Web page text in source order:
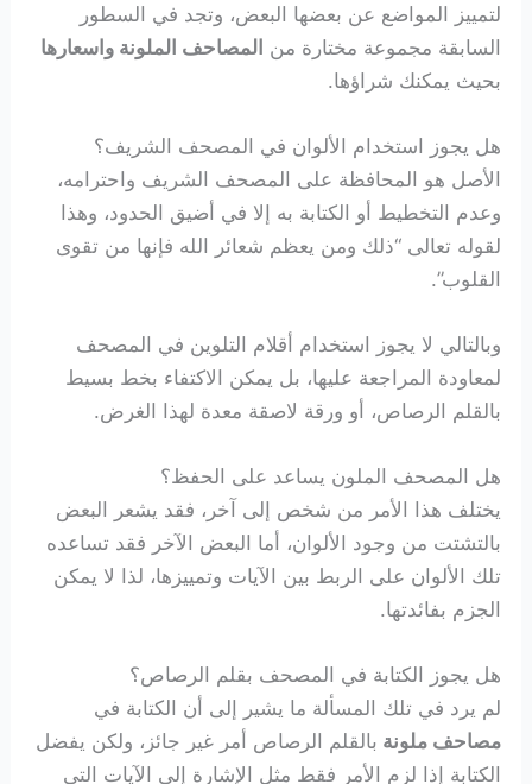
لتمييز المواضع عن بعضها البعض، وتجد في السطور
السابقة مجموعة مختارة من المصاحف الملونة واسعارها
بحيث يمكنك شراؤها.
هل يجوز استخدام الألوان في المصحف الشريف؟
الأصل هو المحافظة على المصحف الشريف واحترامه،
وعدم التخطيط أو الكتابة به إلا في أضيق الحدود، وهذا
لقوله تعالى “ذلك ومن يعظم شعائر الله فإنها من تقوى
القلوب”.
وبالتالي لا يجوز استخدام أقلام التلوين في المصحف
لمعاودة المراجعة عليها، بل يمكن الاكتفاء بخط بسيط
بالقلم الرصاص، أو ورقة لاصقة معدة لهذا الغرض.
هل المصحف الملون يساعد على الحفظ؟
يختلف هذا الأمر من شخص إلى آخر، فقد يشعر البعض
بالتشتت من وجود الألوان، أما البعض الآخر فقد تساعده
تلك الألوان على الربط بين الآيات وتمييزها، لذا لا يمكن
الجزم بفائدتها.
هل يجوز الكتابة في المصحف بقلم الرصاص؟
لم يرد في تلك المسألة ما يشير إلى أن الكتابة في
مصاحف ملونة بالقلم الرصاص أمر غير جائز، ولكن يفضل
الكتابة إذا لزم الأمر فقط مثل الإشارة إلى الآيات التي